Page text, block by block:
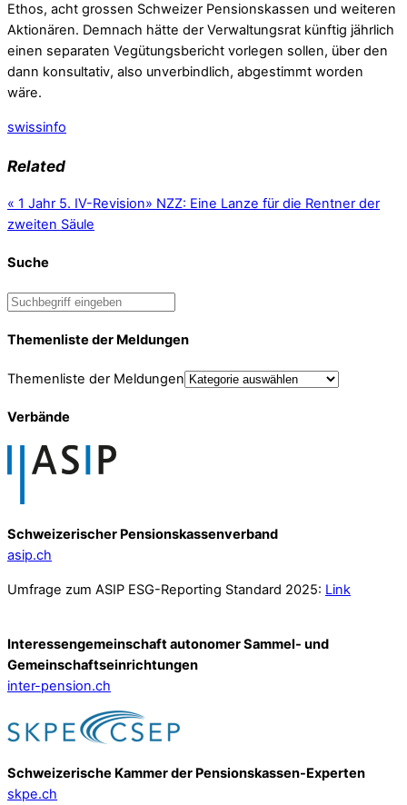
Ethos, acht grossen Schweizer Pensionskassen und weiteren
Aktionären. Demnach hätte der Verwaltungsrat künftig jährlich
einen separaten Vegütungsbericht vorlegen sollen, über den
dann konsultativ, also unverbindlich, abgestimmt worden
wäre.
swissinfo
Related
« 1 Jahr 5. IV-Revision» NZZ: Eine Lanze für die Rentner der
zweiten Säule
Suche
Themenliste der Meldungen
Themenliste der Meldungen
Verbände
Schweizerischer Pensionskassenverband
asip.ch
Umfrage zum ASIP ESG-Reporting Standard 2025: Link
Interessengemeinschaft autonomer Sammel- und
Gemeinschafts­einrichtungen
inter-pension.ch
Schweizerische Kammer der Pensionskassen-Experten
skpe.ch